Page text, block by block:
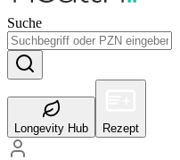
Suche
Longevity Hub Rezept